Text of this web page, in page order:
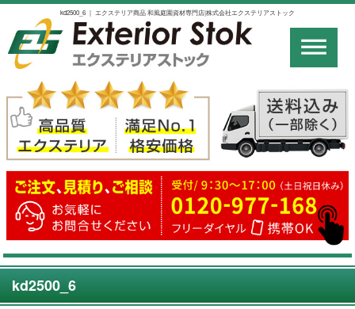
kd2500_6 ｜ エクステリア商品 和風庭園資材専門店|株式会社エクステリアストック
kd2500_6